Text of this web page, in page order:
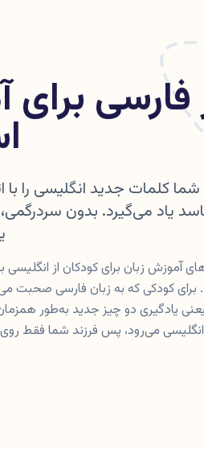
فارسی
کلمات جدید انگلیسی را با
یاد می‌گیرد. بدون
آموزش زبان برای کودکان از
برای کودکی که به زبان فارسی صحبت
می‌رود، پس فرزند شما فقط